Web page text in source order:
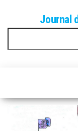
content
Journal